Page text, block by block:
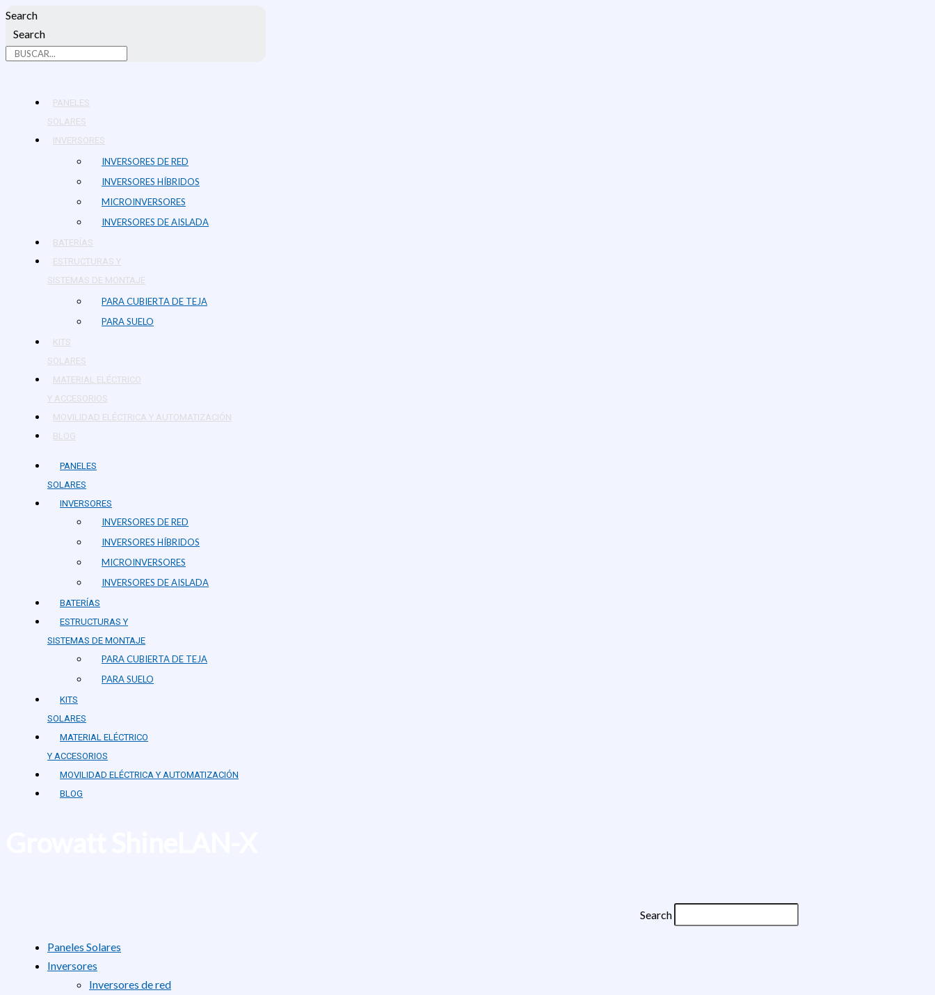
Ir
contenido
Search
Search
PANELES
SOLARES
INVERSORES
INVERSORES DE RED
INVERSORES HÍBRIDOS
MICROINVERSORES
INVERSORES DE AISLADA
BATERÍAS
ESTRUCTURAS Y
SISTEMAS DE MONTAJE
PARA CUBIERTA DE TEJA
PARA SUELO
KITS
SOLARES
MATERIAL ELÉCTRICO
Y ACCESORIOS
MOVILIDAD ELÉCTRICA Y AUTOMATIZACIÓN
BLOG
PANELES
SOLARES
INVERSORES
INVERSORES DE RED
INVERSORES HÍBRIDOS
MICROINVERSORES
INVERSORES DE AISLADA
BATERÍAS
ESTRUCTURAS Y
SISTEMAS DE MONTAJE
PARA CUBIERTA DE TEJA
PARA SUELO
KITS
SOLARES
MATERIAL ELÉCTRICO
Y ACCESORIOS
MOVILIDAD ELÉCTRICA Y AUTOMATIZACIÓN
BLOG
Search
Paneles Solares
Inversores
Inversores de red
pueden
elegir
en
la